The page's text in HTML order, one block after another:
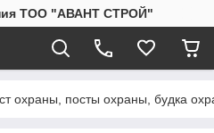
ТОО "АВАНТ СТРОЙ"
охраны, посты охраны, будка